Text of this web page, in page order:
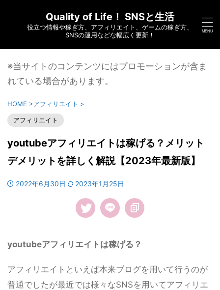
Quality of Life！ SNSと生活
役立つ情報や稼ぎ方、アフィリエイト、ゲームの稼ぎ方、
SNSの運用などな幅広く更新！
※当サイトのコンテンツにはプロモーションが含ま
れている場合があります。
HOME >アフィリエイト >
アフィリエイト
youtubeアフィリエイトは稼げる？メリット
デメリットを詳しく解説【2023年最新版】
2022年6月30日 2023年1月25日
youtubeアフィリエイトは稼げる？
アフィリエイトといえば本来ブログを用いて行うのが
普通でしたが最近では様々なSNSを用いてアフィリエ